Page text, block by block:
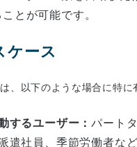
とが可能です。
ケース
、以下のような場合に特に
するユーザー：パート
遣社員、季節労働者など